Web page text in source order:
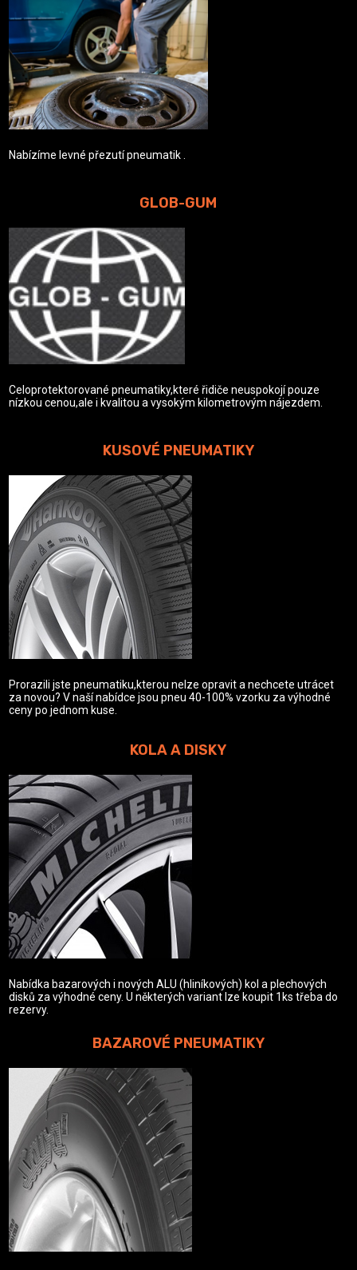
Nabízíme levné přezutí pneumatik .
GLOB-GUM
Celoprotektorované pneumatiky,které řidiče neuspokojí pouze
nízkou cenou,ale i kvalitou a vysokým kilometrovým nájezdem.
KUSOVÉ PNEUMATIKY
Prorazili jste pneumatiku,kterou nelze opravit a nechcete utrácet
za novou? V naší nabídce jsou pneu 40-100% vzorku za výhodné
ceny po jednom kuse.
KOLA A DISKY
Nabídka bazarových i nových ALU (hliníkových) kol a plechových
disků za výhodné ceny. U některých variant lze koupit 1ks třeba do
rezervy.
BAZAROVÉ PNEUMATIKY